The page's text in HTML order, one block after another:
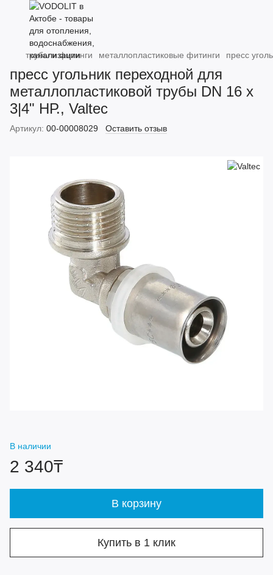
трубы и фитинги металлопластиковые фитинги пресс
пресс угольник переходной для
металлопластиковой трубы DN 16 х
3|4" НР., Valtec
Артикул: 00-00008029 Оставить отзыв
В наличии
2 340₸
В корзину
Купить в 1 клик